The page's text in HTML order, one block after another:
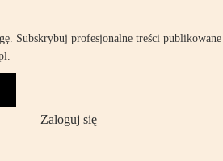
Subskrybuj profesjonalne treści publikowane
Zaloguj się